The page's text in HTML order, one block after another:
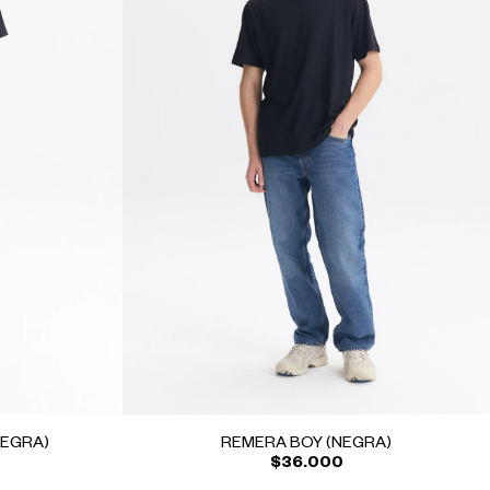
REMERA BOY (NEGRA)
$36.000